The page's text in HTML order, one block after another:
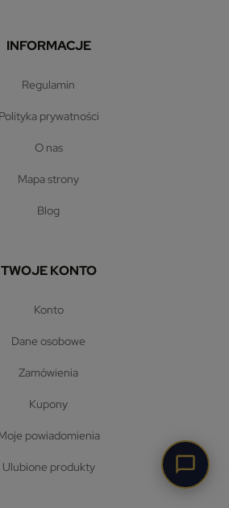
INFORMACJE
regulamin
polityka prywatności
o nas
mapa strony
blog
TWOJE KONTO
konto
dane osobowe
zamówienia
kupony
moje powiadomienia
ulubione produkty